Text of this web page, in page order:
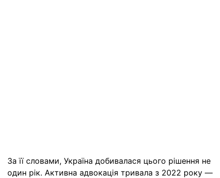
За її словами, Україна добивалася цього рішення не
один рік. Активна адвокація тривала з 2022 року —